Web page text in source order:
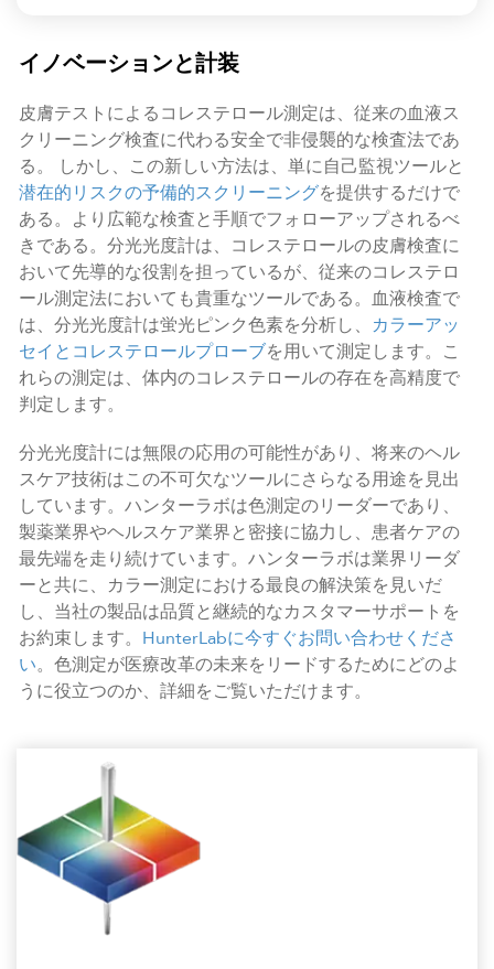
イノベーションと計装
皮膚テストによるコレステロール測定は、従来の血液ス
クリーニング検査に代わる安全で非侵襲的な検査法であ
る。 しかし、この新しい方法は、単に自己監視ツールと
潜在的リスクの予備的スクリーニングを提供するだけで
ある。より広範な検査と手順でフォローアップされるべ
きである。分光光度計は、コレステロールの皮膚検査に
おいて先導的な役割を担っているが、従来のコレステロ
ール測定法においても貴重なツールである。血液検査で
は、分光光度計は蛍光ピンク色素を分析し、 カラーアッ
セイとコレステロールプローブを用いて測定します。こ
れらの測定は、体内のコレステロールの存在を高精度で
判定します。
分光光度計には無限の応用の可能性があり、将来のヘル
スケア技術はこの不可欠なツールにさらなる用途を見出
しています。ハンターラボは色測定のリーダーであり、
製薬業界やヘルスケア業界と密接に協力し、患者ケアの
最先端を走り続けています。ハンターラボは業界リーダ
ーと共に、カラー測定における最良の解決策を見いだ
し、当社の製品は品質と継続的なカスタマーサポートを
お約束します。 HunterLabに今すぐお問い合わせくださ
い。色測定が医療改革の未来をリードするためにどのよ
うに役立つのか、詳細をご覧いただけます。